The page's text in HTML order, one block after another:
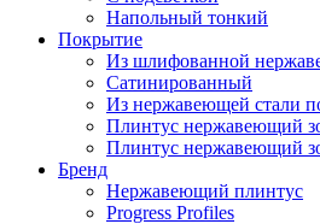
Напольный тонкий
Покрытие
Из шлифованной
Сатинированный
Из нержавеющей стали
Плинтус нержавеющий
Плинтус нержавеющий
Бренд
Нержавеющий плинтус
Progress Profiles